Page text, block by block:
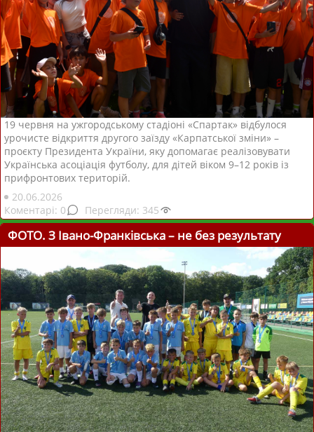
19 червня на ужгородському стадіоні «Спартак» відбулося
урочисте відкриття другого заїзду «Карпатської зміни» –
проєкту Президента України, яку допомагає реалізовувати
Українська асоціація футболу, для дітей віком 9–12 років із
прифронтових територій.
20.06.2026
0
345
ФОТО. З Івано-Франківська – не без результату